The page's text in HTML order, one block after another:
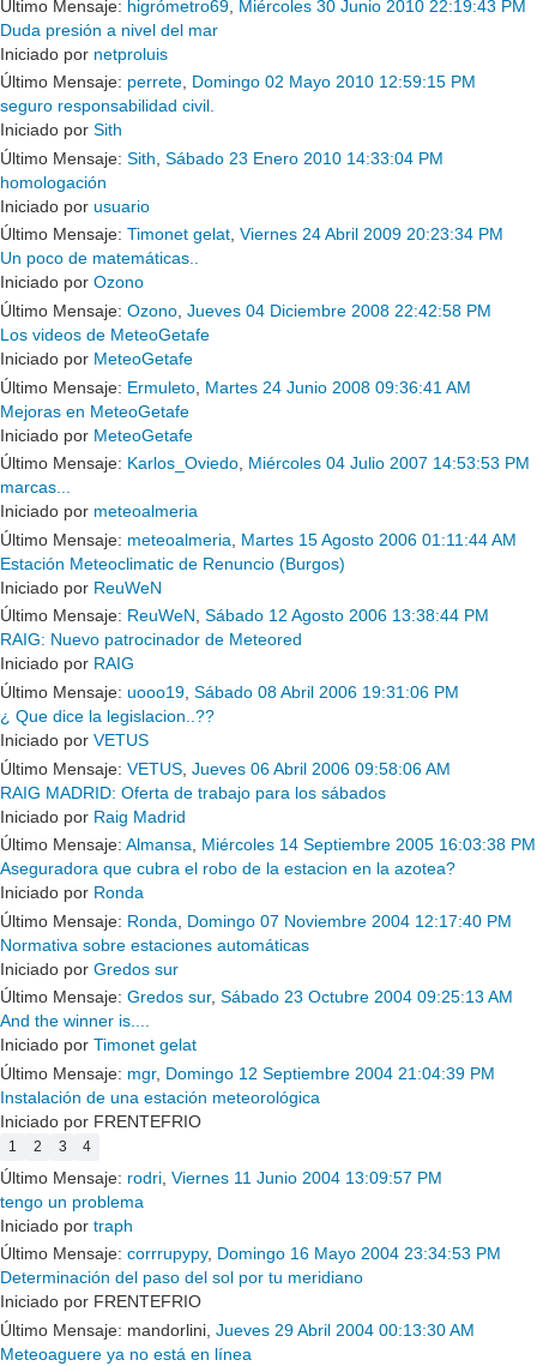
Último Mensaje: higrómetro69 Miércoles 30 Junio 2010 22:19:43 PM
Duda presión a nivel del mar
Iniciado por netproluis
Último Mensaje: perrete, Domingo 02 Mayo 2010 12:59:15 PM
seguro responsabilidad civil.
Iniciado por Sith
Último Mensaje: Sith Sábado 23 Enero 2010 14:33:04 PM
homologación
Iniciado por usuario
Último Mensaje: Timonet gelat, Viernes 24 Abril 2009 20:23:34 PM
Un poco de matemáticas..
Iniciado por Ozono
Último Mensaje: Ozono Jueves 04 Diciembre 2008 22:42:58 PM
Los videos de MeteoGetafe
Iniciado por MeteoGetafe
Último Mensaje: Ermuleto Martes 24 Junio 2008 09:36:41 AM
Mejoras en MeteoGetafe
Iniciado por MeteoGetafe
Último Mensaje: Karlos_Oviedo Miércoles 04 Julio 2007 14:53:53 PM
marcas...
Iniciado por meteoalmeria
Último Mensaje: meteoalmeria
Martes 15 Agosto 2006 01:11:44 AM
Estación Meteoclimatic de Renuncio (Burgos)
Iniciado por ReuWeN
Último Mensaje: ReuWeN, Sábado 12 Agosto 2006 13:38:44 PM
RAIG: Nuevo patrocinador de Meteored
Iniciado por RAIG
Último Mensaje: uooo19 Sábado 08 Abril 2006 19:31:06 PM
¿ Que dice la legislacion..??
Iniciado por VETUS
Último Mensaje: VETUS Jueves 06 Abril 2006 09:58:06 AM
RAIG MADRID: Oferta de trabajo para los sábados
Iniciado por Raig Madrid
Último Mensaje: Almansa
Miércoles 14 Septiembre 2005 16:03:38 PM
Aseguradora que cubra el robo de la estacion en la azotea?
Iniciado por Ronda
Último Mensaje: Ronda
Domingo 07 Noviembre 2004 12:17:40 PM
Normativa sobre estaciones automáticas
Iniciado por Gredos sur
Último Mensaje: Gredos sur, Sábado 23 Octubre 2004 09:25:13 AM
And the winner is....
Iniciado por Timonet gelat
Último Mensaje: mgr, Domingo 12 Septiembre 2004 21:04:39 PM
Instalación de una estación meteorológica
Iniciado por FRENTEFRIO
1 2 3 4
Último Mensaje: rodri Viernes 11 Junio 2004 13:09:57 PM
tengo un problema
Iniciado por traph
Último Mensaje: corrrupypy, Domingo 16 Mayo 2004 23:34:53 PM
Determinación del paso del sol por tu meridiano
Iniciado por FRENTEFRIO
Último Mensaje: mandorlini, Jueves 29 Abril 2004 00:13:30 AM
Meteoaguere ya no está en línea